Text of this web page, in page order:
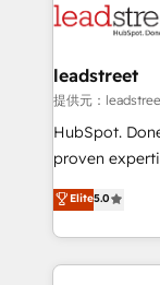
combine
and
growth. Our
architecture,
delivered
Partner and
we blend
leadstreet
提供元：
HubSpot.
proven
implementations. With 12+ years of
experience,
to its fullest
website, or
Elite5.0